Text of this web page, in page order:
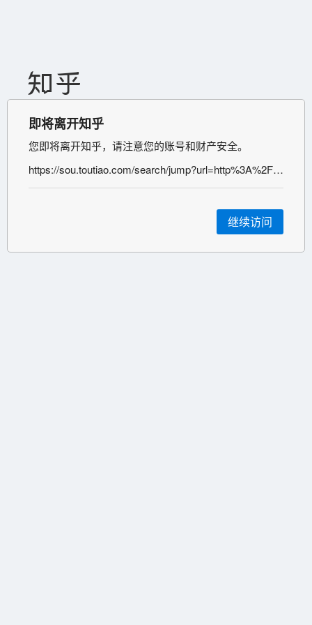
即将离开知乎
您即将离开知乎，请注意您的账号和财产安全。
https://sou.toutiao.com/search/jump?url=http%3A%2F%2Fwww.toutiao.com%2Fa7006988315400339975%2F%3Fchannel%3D%26source%3Dsearch_tab&aid=4916&jtoken=
继续访问